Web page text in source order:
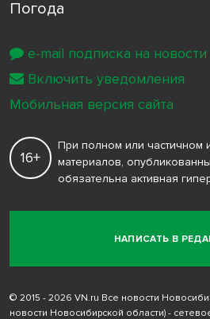
Погода
НАПИСАТЬ В
16+
При полном или частичном
материалов,
обязательна активная
© 2015 - 2026 VN.ru Все новости
новости Новосибирской области) -
e-mail подписка на новости
Включить уведомления
Мобильная версия сайта